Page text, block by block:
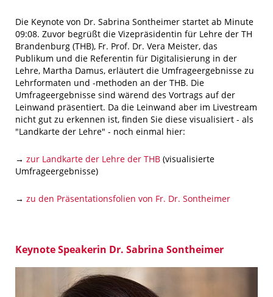
Die Keynote von Dr. Sabrina Sontheimer startet ab Minute
09:08. Zuvor begrüßt die Vizepräsidentin für Lehre der TH
Brandenburg (THB), Fr. Prof. Dr. Vera Meister, das
Publikum und die Referentin für Digitalisierung in der
Lehre, Martha Damus, erläutert die Umfrageergebnisse zu
Lehrformaten und -methoden an der THB. Die
Umfrageergebnisse sind wärend des Vortrags auf der
Leinwand präsentiert. Da die Leinwand aber im Livestream
nicht gut zu erkennen ist, finden Sie diese visualisiert - als
"Landkarte der Lehre" - noch einmal hier:
→ zur Landkarte der Lehre der THB (visualisierte
Umfrageergebnisse)
→ zu den Präsentationsfolien von Fr. Dr. Sontheimer
Keynote Speakerin Dr. Sabrina Sontheimer